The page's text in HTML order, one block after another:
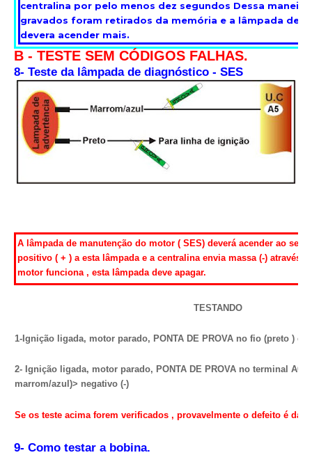
centralina por pelo menos dez segundos Dessa
gravados foram retirados da memória e a lâmpada de
devera acender mais.
B - TESTE SEM CÓDIGOS FALHAS.
8- Teste da lâmpada de diagnóstico - SES
A lâmpada de manutenção do motor ( SES) deverá acender ao se
positivo ( + ) a esta lâmpada e a centralina envia massa (-) através
motor funciona , esta lâmpada deve apagar.
TESTANDO
1-Ignição ligada, motor parado, PONTA DE PROVA no fio (preto )
2- Ignição ligada, motor parado, PONTA DE PROVA no terminal A05
marrom/azul)> negativo (-)
Se os teste acima forem verificados , provavelmente o defeito é da
9- Como testar a bobina.